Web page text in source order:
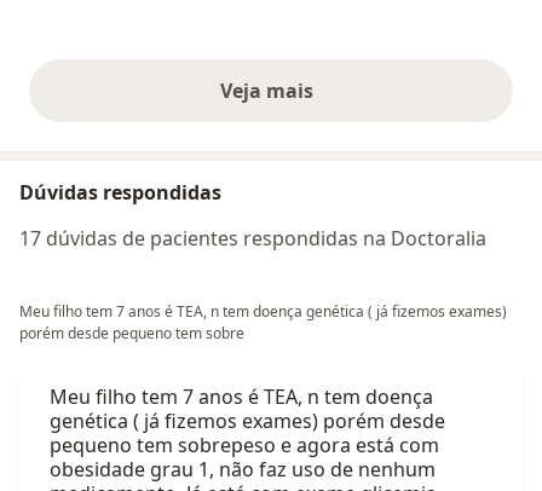
Veja maisopiniões acima
Dúvidas respondidas
17 dúvidas de pacientes respondidas na Doctoralia
Meu filho tem 7 anos é TEA, n tem doença genética ( já fizemos exames)
porém desde pequeno tem sobre
Meu filho tem 7 anos é TEA, n tem doença
genética ( já fizemos exames) porém desde
pequeno tem sobrepeso e agora está com
obesidade grau 1, não faz uso de nenhum